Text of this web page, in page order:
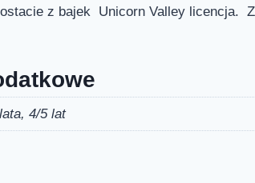
z bajek Unicorn Valley licencja.
4/5 lat